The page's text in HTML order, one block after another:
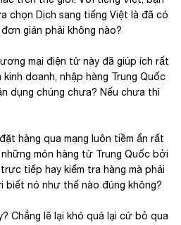
chọn Dịch sang tiếng Việt là đã có
giản phải không nào?
mại điện tử này đã giúp ích rất
doanh, nhập hàng Trung Quốc
dụng chúng chưa? Nếu chưa thì
hàng qua mạng luôn tiềm ẩn rất
món hàng từ Trung Quốc bởi
tiếp hay kiểm tra hàng mà phải
biết nó như thế nào đúng không?
Chẳng lẽ lại khó quá lại cứ bỏ qua